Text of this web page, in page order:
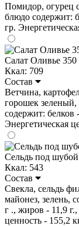
Помидор, огурец
блюдо содержит:
гр.
Салат Оливье 350
Ккал: 709
Состав
Ветчина,
горошек зеленый,
содержит: белков
Энергетическая
Сельдь под
Ккал: 543
Состав
Свекла, сельдь
майонез, зелень,
г ., жиров - 11,9
ценность - 155,2